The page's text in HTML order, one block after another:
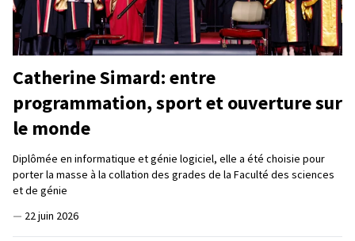
Catherine Simard: entre
programmation, sport et ouverture sur
le monde
Diplômée en informatique et génie logiciel, elle a été choisie pour
porter la masse à la collation des grades de la Faculté des sciences
et de génie
— 22 juin 2026